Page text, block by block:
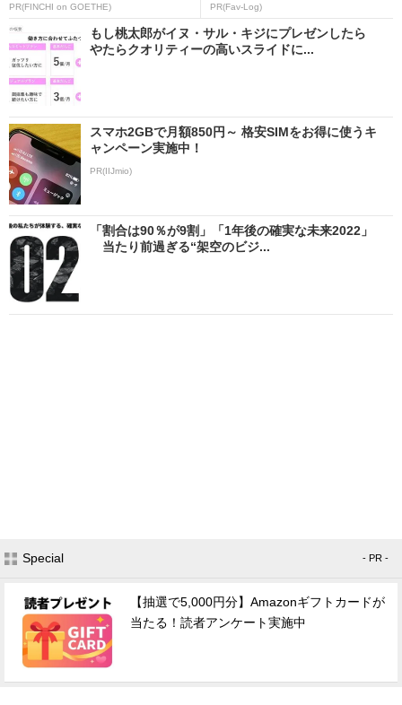
PR(FINCHI on GOETHE) PR(Fav-Log)
もし桃太郎がイヌ・サル・キジにプレゼンしたら
やたらクオリティーの高いスライドに...
スマホ2GBで月額850円～ 格安SIMをお得に使うキ
ャンペーン実施中！
PR(IIJmio)
「割合は90％が9割」「1年後の確実な未来2022」
当たり前過ぎる“架空のビジ...
Special - PR -
【抽選で5,000円分】Amazonギフトカードが
当たる！読者アンケート実施中